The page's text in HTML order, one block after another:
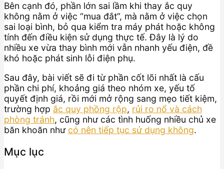
Bên cạnh đó, phần lớn sai lầm khi thay ắc quy
không nằm ở việc “mua đắt”, mà nằm ở việc chọn
sai loại bình, bỏ qua kiểm tra máy phát hoặc không
tính đến điều kiện sử dụng thực tế. Đây là lý do
nhiều xe vừa thay bình mới vẫn nhanh yếu điện, đề
khó hoặc phát sinh lỗi điện phụ.
Sau đây, bài viết sẽ đi từ phần cốt lõi nhất là cấu
phần chi phí, khoảng giá theo nhóm xe, yếu tố
quyết định giá, rồi mới mở rộng sang mẹo tiết kiệm,
trường hợp ắc quy phồng rộp, rủi ro nổ và cách
phòng tránh, cũng như các tình huống nhiều chủ xe
băn khoăn như có nên tiếp tục sử dụng không.
Mục lục